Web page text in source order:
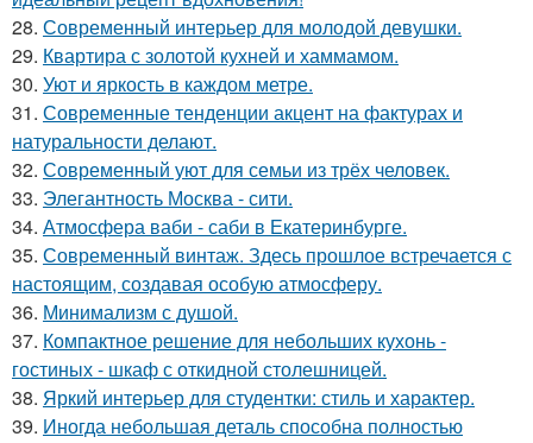
28. Современный интерьер для молодой девушки.
29. Квартира с золотой кухней и хаммамом.
30. Уют и яркость в каждом метре.
31. Современные тенденции акцент на фактурах и
натуральности делают.
32. Современный уют для семьи из трёх человек.
33. Элегантность Москва - сити.
34. Атмосфера ваби - саби в Екатеринбурге.
35. Современный винтаж. Здесь прошлое встречается с
настоящим, создавая особую атмосферу.
36. Минимализм с душой.
37. Компактное решение для небольших кухонь -
гостиных - шкаф с откидной столешницей.
38. Яркий интерьер для студентки: стиль и характер.
39. Иногда небольшая деталь способна полностью